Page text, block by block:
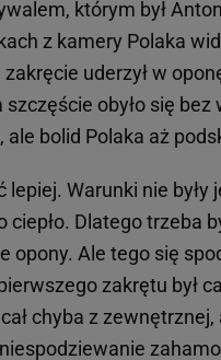
którym był
z kamery Polaka
uderzył w
szczęście obyło się bez
ale bolid Polaka aż
lepiej. Warunki nie były
ciepło. Dlatego trzeba
opony. Ale tego się
zakrętu był
chyba z